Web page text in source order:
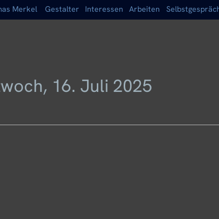
Merkel Gestalter Interessen Arbeiten
16. Juli 2025